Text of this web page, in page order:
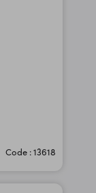
Code : 13618